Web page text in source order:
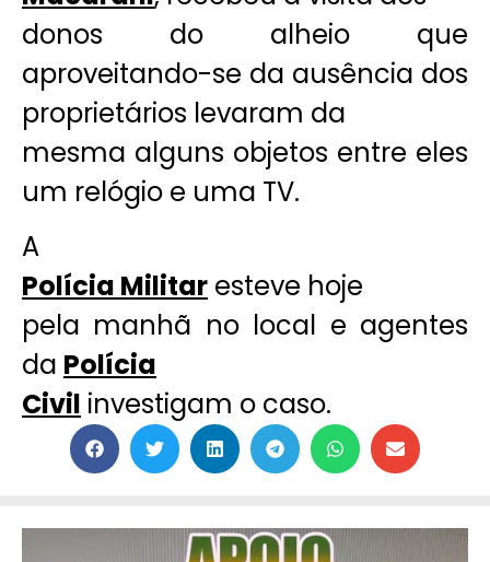
donos do alheio que
aproveitando-se da ausência dos
proprietários levaram da
mesma alguns objetos entre eles
um relógio e uma TV.
A
Polícia Militar esteve hoje
pela manhã no local e agentes
da Polícia
Civil investigam o caso.